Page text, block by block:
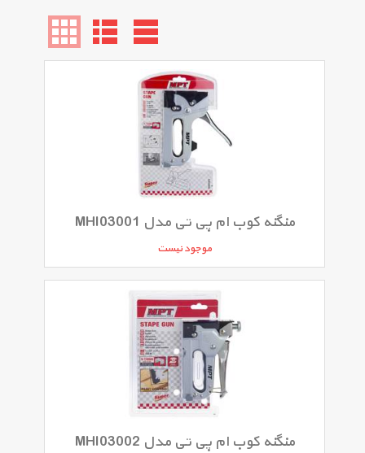
منگنه کوب ام پی تی مدل MHI03001
موجود نیست
منگنه کوب ام پی تی مدل MHI03002